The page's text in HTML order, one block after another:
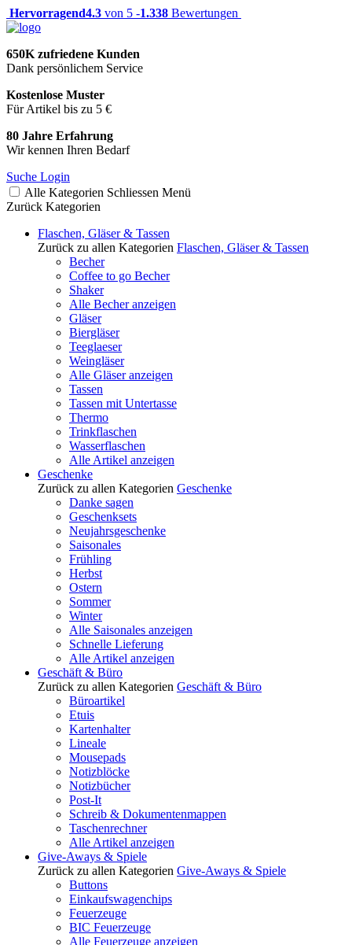
Hervorragend4.3 von 5 -1.338 Bewertungen
650K zufriedene Kunden
Dank persönlichem Service
Kostenlose Muster
Für Artikel bis zu 5 €
80 Jahre Erfahrung
Wir kennen Ihren Bedarf
Suche Login
Alle Kategorien Schliessen Menü
Zurück Kategorien
Flaschen, Gläser & Tassen
Zurück zu allen Kategorien Flaschen, Gläser & Tassen
Becher
Coffee to go Becher
Shaker
Alle Becher anzeigen
Gläser
Biergläser
Teeglaeser
Weingläser
Alle Gläser anzeigen
Tassen
Tassen mit Untertasse
Thermo
Trinkflaschen
Wasserflaschen
Alle Artikel anzeigen
Geschenke
Zurück zu allen Kategorien Geschenke
Danke sagen
Geschenksets
Neujahrsgeschenke
Saisonales
Frühling
Herbst
Ostern
Sommer
Winter
Alle Saisonales anzeigen
Schnelle Lieferung
Alle Artikel anzeigen
Geschäft & Büro
Zurück zu allen Kategorien Geschäft & Büro
Büroartikel
Etuis
Kartenhalter
Lineale
Mousepads
Notizblöcke
Notizbücher
Post-It
Schreib & Dokumentenmappen
Taschenrechner
Alle Artikel anzeigen
Give-Aways & Spiele
Zurück zu allen Kategorien Give-Aways & Spiele
Buttons
Einkaufswagenchips
Feuerzeuge
BIC Feuerzeuge
Alle Feuerzeuge anzeigen